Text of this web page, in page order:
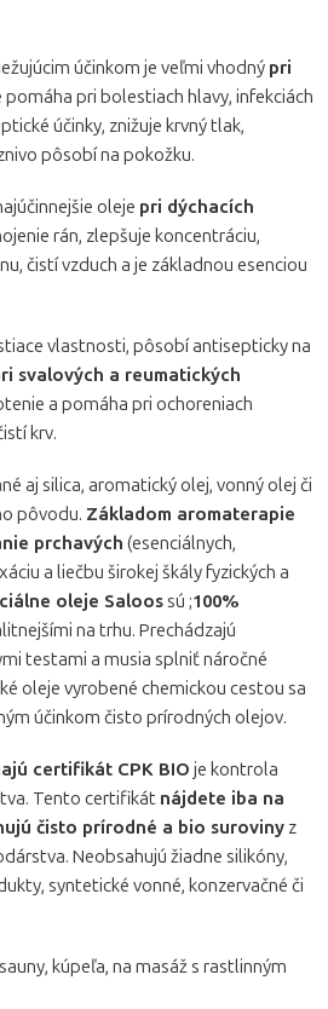
účinkom je veľmi vhodný pri
pomáha pri bolestiach hlavy, infekciách
účinky, znižuje krvný tlak,
pôsobí na pokožku.
oleje pri dýchacích
rán, zlepšuje koncentráciu,
čistí vzduch a je základnou esenciou
vlastnosti, pôsobí antisepticky na
svalových a reumatických
a pomáha pri ochoreniach
krv.
aj silica, aromatický olej, vonný olej či
pôvodu. Základom aromaterapie
prchavých (esenciálnych,
a liečbu širokej škály fyzických a
oleje Saloossú ;100%
na trhu. Prechádzajú
testami a musia splniť náročné
oleje vyrobené chemickou cestou sa
účinkom čisto prírodných olejov.
certifikát CPK BIO je kontrola
Tento certifikát nájdete iba na
čisto prírodné a bio suroviny z
Neobsahujú žiadne silikóny,
syntetické vonné, konzervačné či
kúpeľa, na masáž s rastlinným